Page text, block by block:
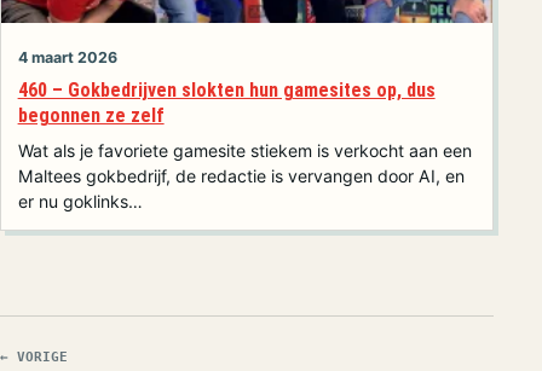
4 maart 2026
460 – Gokbedrijven slokten hun gamesites op, dus
begonnen ze zelf
Wat als je favoriete gamesite stiekem is verkocht aan een
Maltees gokbedrijf, de redactie is vervangen door AI, en
er nu goklinks…
← VORIGE